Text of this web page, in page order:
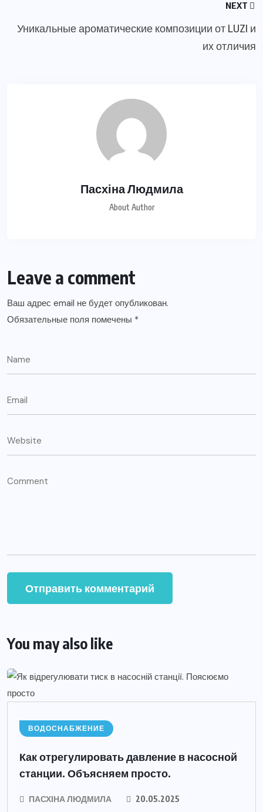
NEXT
Уникальные ароматические композиции от LUZI и
их отличия
Пасхіна Людмила
About Author
Leave a comment
Ваш адрес email не будет опубликован.
Обязательные поля помечены *
You may also like
ВОДОСНАБЖЕНИЕ
Как отрегулировать давление в насосной
станции. Объясняем просто.
ПАСХІНА ЛЮДМИЛА 20.05.2025